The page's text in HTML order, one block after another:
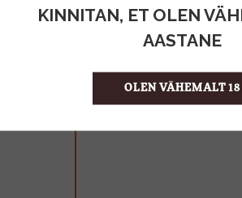
KINNITAN, ET OLEN
AASTANE
OLEN VÄHEMALT 18
MAHT
0.7l
TOOTE LIIK
Piiritusjook